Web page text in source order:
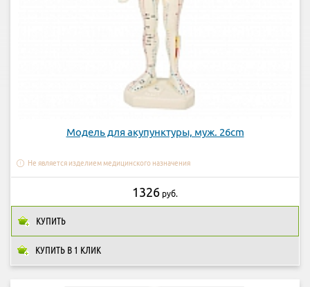
Модель для акупунктуры, муж. 26cm
Не является изделием медицинского назначения
КУПИТЬ В 1 КЛИК
1326 руб.
КУПИТЬ